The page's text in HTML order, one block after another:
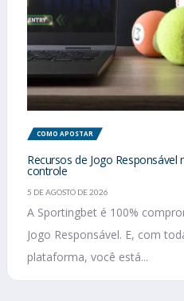
COMO APOSTAR
Recursos de Jogo Responsável
controle
5 DE AGOSTO DE 2026
A Sportingbet é 100%
Jogo Responsável. E, com
plataforma, você está...